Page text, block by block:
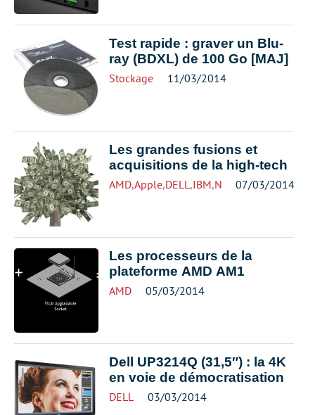
Test rapide : graver un Blu-
ray (BDXL) de 100 Go [MAJ]
Stockage 11/03/2014
Les grandes fusions et
acquisitions de la high-tech
AMD,Apple,DELL,IBM,NVIDIA,Seagate,
07/03/2014
Les processeurs de la
plateforme AMD AM1
AMD 05/03/2014
Dell UP3214Q (31,5″) : la 4K
en voie de démocratisation
DELL 03/03/2014